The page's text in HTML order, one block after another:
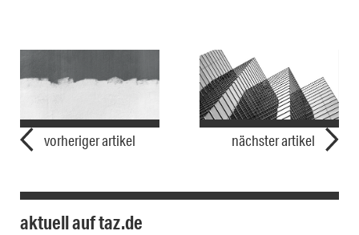
vorheriger artikel nächster artikel
aktuell auf taz.de